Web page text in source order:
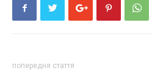
попередня стаття